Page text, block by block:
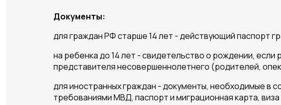
Документы:
для граждан РФ старше 14 лет - действующий паспорт
на ребенка до 14 лет - свидетельство о рождении,
представителя несовершеннолетнего (родителей,
для иностранных граждан - документы, необходимые в
требованиями МВД, паспорт и миграционная карта,